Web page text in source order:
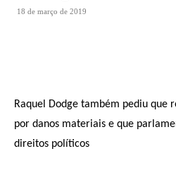
18 de março de 2019
Raquel Dodge também pediu que
por danos materiais e que
direitos políticos